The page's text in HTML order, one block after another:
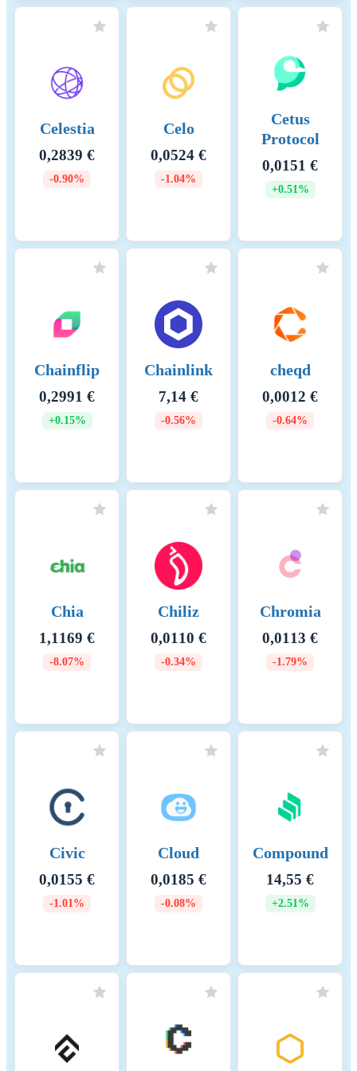
KHK-intensiteetti 0 (kgCO2e)
menetelmät
menetelmät
Celestia
0,2839 €
-0.90%
Celo
0,0524 €
-1.04%
Cetus
Protocol
0,0151 €
+0.51%
Chainflip
0,2991 €
+0.15%
Chainlink
7,14 €
-0.56%
cheqd
0,0012 €
-0.64%
Chia
1,1169 €
-8.07%
Chiliz
0,0110 €
-0.34%
Chromia
0,0113 €
-1.79%
Civic
0,0155 €
-1.01%
Cloud
0,0185 €
-0.08%
Compound
14,55 €
+2.51%